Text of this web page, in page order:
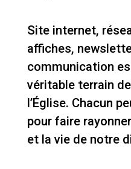
Site internet,
affiches,
communication
véritable terrain
l’Église. Chacun
pour faire
et la vie de notre